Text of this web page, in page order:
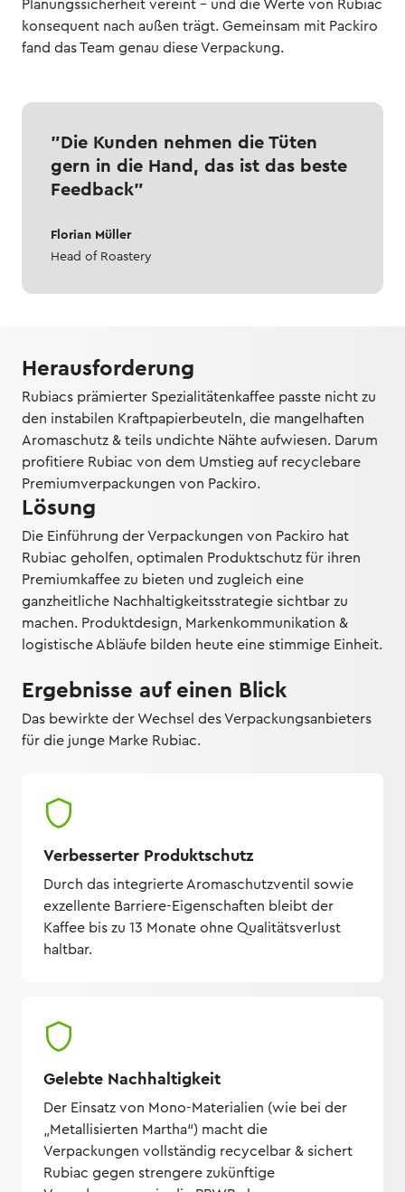
Planungssicherheit vereint – und die Werte von Rubiac
konsequent nach außen trägt. Gemeinsam mit Packiro
fand das Team genau diese Verpackung.
"Die Kunden nehmen die Tüten
gern in die Hand, das ist das beste
Feedback"
Florian Müller
Head of Roastery
Herausforderung
Rubiacs prämierter Spezialitätenkaffee passte nicht zu
den instabilen Kraftpapierbeuteln, die mangelhaften
Aromaschutz & teils undichte Nähte aufwiesen. Darum
profitiere Rubiac von dem Umstieg auf recyclebare
Premiumverpackungen von Packiro.
Lösung
Die Einführung der Verpackungen von Packiro hat
Rubiac geholfen, optimalen Produktschutz für ihren
Premiumkaffee zu bieten und zugleich eine
ganzheitliche Nachhaltigkeitsstrategie sichtbar zu
machen. Produktdesign, Markenkommunikation &
logistische Abläufe bilden heute eine stimmige Einheit.
Ergebnisse auf einen Blick
Das bewirkte der Wechsel des Verpackungsanbieters
für die junge Marke Rubiac.
Verbesserter Produktschutz
Durch das integrierte Aromaschutzventil sowie
exzellente Barriere-Eigenschaften bleibt der
Kaffee bis zu 13 Monate ohne Qualitätsverlust
haltbar.
Gelebte Nachhaltigkeit
Der Einsatz von Mono-Materialien (wie bei der
„Metallisierten Martha“) macht die
Verpackungen vollständig recycelbar & sichert
Rubiac gegen strengere zukünftige